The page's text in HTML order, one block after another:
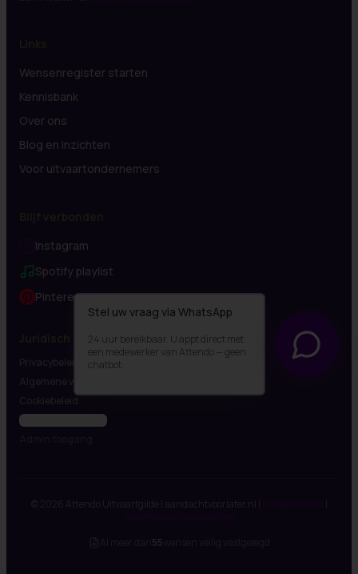
Stel uw vraag via WhatsApp
24 uur bereikbaar. U appt direct met
een medewerker van Attendo — geen
chatbot.
24 uur bereikbaar. U appt direct met een medewerker van
Wensenregister starten
Kennisbank
Over ons
Blog en inzichten
Voor uitvaartondernemers
Instagram
Spotify playlist
Pinterest
Cookie instellingen
55